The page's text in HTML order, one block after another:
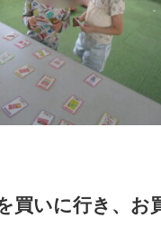
いに行き、お